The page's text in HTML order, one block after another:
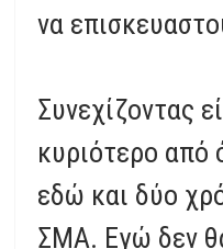
να
Συνεχίζοντας
κυριότερο
εδώ και δύο
ΣΜΑ. Εγώ δεν